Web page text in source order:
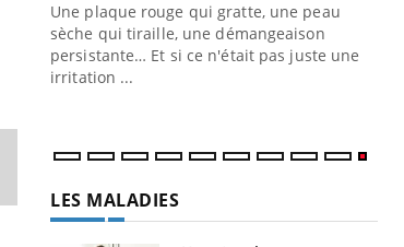
Une plaque rouge qui gratte, une peau
sèche qui tiraille, une démangeaison
persistante… Et si ce n'était pas juste une
irritation ...
LES MALADIES